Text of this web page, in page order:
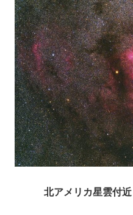
北アメリカ星雲付